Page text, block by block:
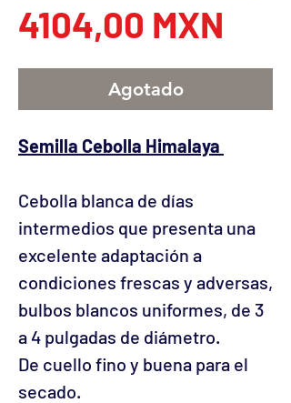
4104,00 MXN
Agotado
Semilla Cebolla Himalaya
Cebolla blanca de días
intermedios que presenta una
excelente adaptación a
condiciones frescas y adversas,
bulbos blancos uniformes, de 3
a 4 pulgadas de diámetro.
De cuello fino y buena para el
secado.